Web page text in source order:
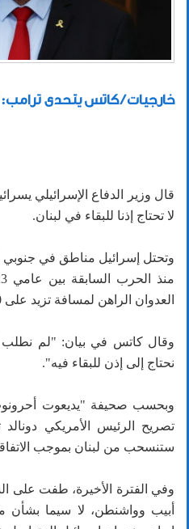
خارجيات / كاتس يتحدى ترامب:
قال وزير الدفاع الإسرائيلي
لا تحتاج إذنا للبقاء في لبنان.
وتحتل إسرائيل مناطق في جنوبي
العدوان الراهن لمسافة تزيد على 10 كيلومترات.
وقال كاتس في بيان: "لم نطلب
نحتاج إلى إذن للبقاء فيه".
وبحسب صحيفة "يديعوت
تصريح الرئيس الأمريكي
ستنسحب من لبنان بموجب
وفي الفترة الأخيرة، طفت على
أبيب وواشنطن، لا سيما بشأن